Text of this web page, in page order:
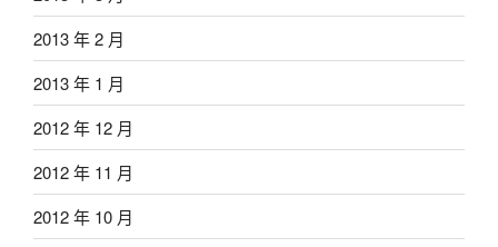
2013 年 2 月
2013 年 1 月
2012 年 12 月
2012 年 11 月
2012 年 10 月